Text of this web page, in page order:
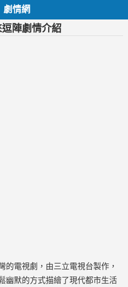
劇情網
陣劇情介紹
的電視劇，由三立電視台製作，
幽默的方式描繪了現代都市生活